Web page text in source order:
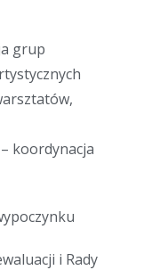
grup
koordynacja
i Rady